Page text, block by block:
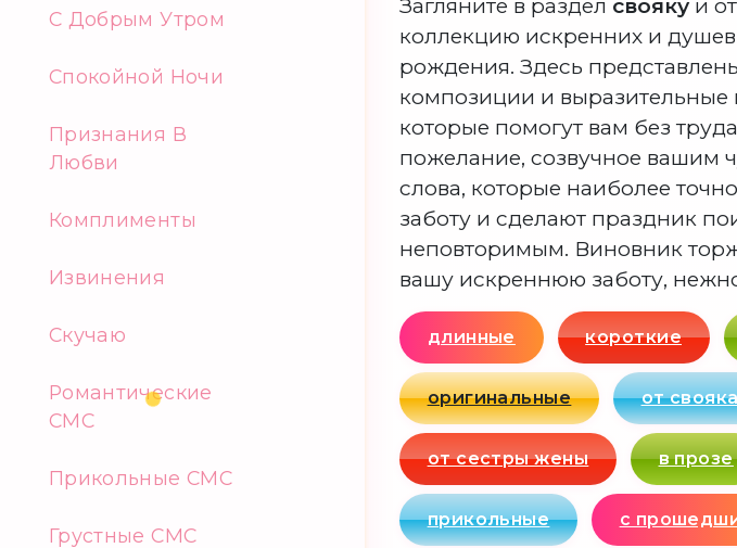
Загляните в раздел свояку и
коллекцию искренних и
рождения. Здесь
композиции и выразительные
которые помогут вам без
пожелание, созвучное вашим
слова, которые наиболее
заботу и сделают праздник
неповторимым. Виновник
вашу искреннюю заботу,
длинные короткие
оригинальные от
от сестры жены в прозе
прикольные с
С Добрым Утром
Спокойной Ночи
Признания В
Любви
Комплименты
Извинения
Скучаю
Романтические
СМС
Прикольные СМС
Грустные СМС